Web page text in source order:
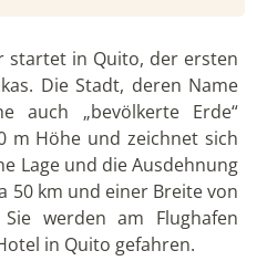
startet in Quito, der ersten
Die Stadt, deren Name
auch „bevölkerte Erde“
m Höhe und zeichnet sich
Lage und die Ausdehnung
50 km und einer Breite von
werden am Flughafen
in Quito gefahren.